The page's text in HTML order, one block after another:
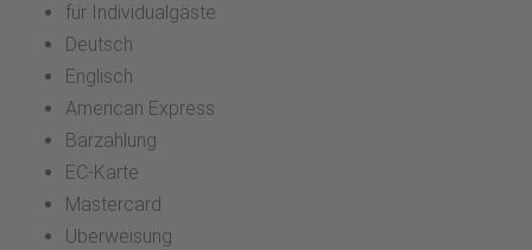
für Individualgäste
Deutsch
Englisch
American Express
Barzahlung
EC-Karte
Mastercard
Überweisung